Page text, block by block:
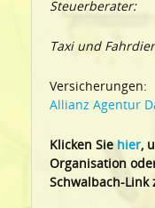
Steuerberater:
Taxi und
Versicherungen:
Allianz Agentur
Klicken Siehier,
Organisation
Schwalbach-Link